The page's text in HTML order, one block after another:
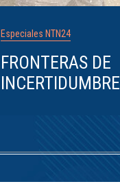
Especiales NTN24
FRONTERAS DE
INCERTIDUMBRE